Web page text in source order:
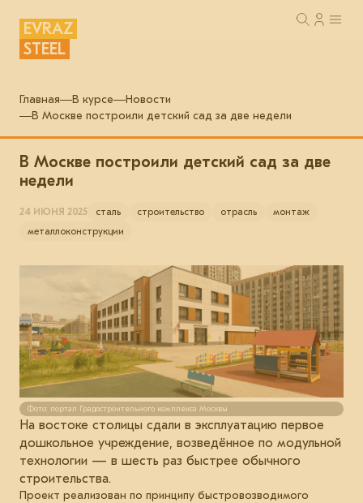
EVRAZ
STEEL
Главная В курсе
Новости
В Москве построили детский сад за две недели
В Москве построили детский сад за две
недели
24 ИЮНЯ 2025 сталь строительство отрасль
монтаж
металлоконструкции
Фото: портал Градостроительного комплекса Москвы
На востоке столицы сдали в эксплуатацию первое
дошкольное учреждение, возведённое по модульной
технологии — в шесть раз быстрее обычного
строительства.
Проект реализован по принципу быстровозводимого